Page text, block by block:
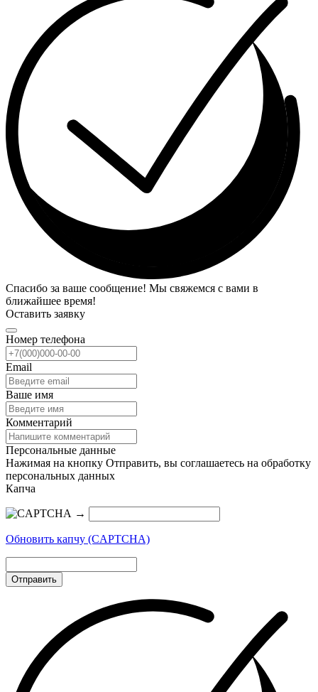
Спасибо за ваше сообщение! Мы свяжемся с вами в
ближайшее время!
Оставить заявку
Номер телефона
Email
Ваше имя
Комментарий
Персональные данные
Нажимая на кнопку Отправить, вы соглашаетесь на обработку
персональных данных
Капча
→
Обновить капчу (CAPTCHA)
Отправить